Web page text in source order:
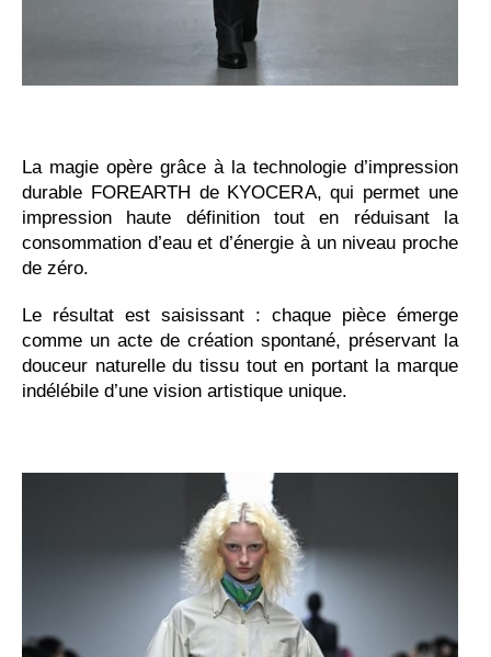
La magie opère grâce à la technologie d’impression
durable FOREARTH de KYOCERA, qui permet une
impression haute définition tout en réduisant la
consommation d’eau et d’énergie à un niveau proche
de zéro.
Le résultat est saisissant : chaque pièce émerge
comme un acte de création spontané, préservant la
douceur naturelle du tissu tout en portant la marque
indélébile d’une vision artistique unique.